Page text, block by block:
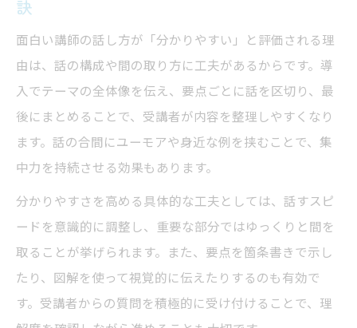
訣
面白い講師の話し方が「分かりやすい」と評価される理
由は、話の構成や間の取り方に工夫があるからです。導
入でテーマの全体像を伝え、要点ごとに話を区切り、最
後にまとめることで、受講者が内容を整理しやすくなり
ます。話の合間にユーモアや身近な例を挟むことで、集
中力を持続させる効果もあります。
分かりやすさを高める具体的な工夫としては、話すスピ
ードを意識的に調整し、重要な部分ではゆっくりと間を
取ることが挙げられます。また、要点を箇条書きで示し
たり、図解を使って視覚的に伝えたりするのも有効で
す。受講者からの質問を積極的に受け付けることで、理